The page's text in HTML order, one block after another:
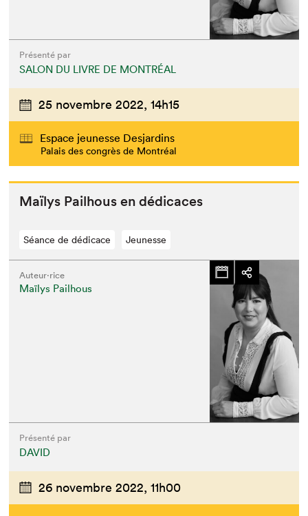
Présenté par
SALON DU LIVRE DE MONTRÉAL
25 novembre 2022, 14h15
Espace jeunesse Desjardins
Palais des congrès de Montréal
Maïlys Pail­hous en dédicaces
Séance de dédicace Jeunesse
Auteur·rice
Maïlys Pailhous
Présenté par
DAVID
26 novembre 2022, 11h00